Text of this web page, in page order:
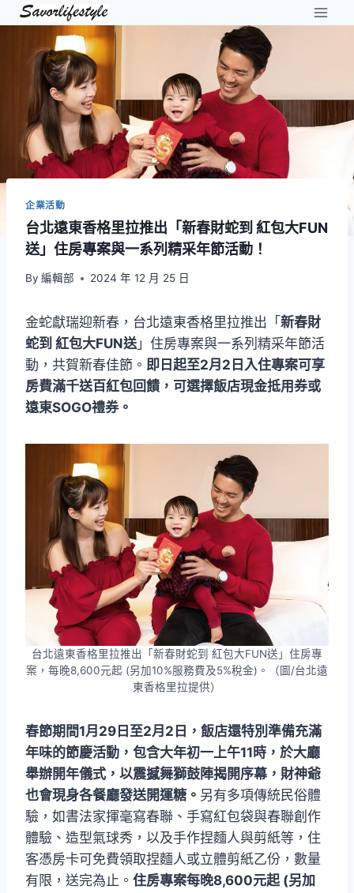
Skip
content
企業活動
台北遠東香格里拉推出「新春財蛇到 紅包大FUN
送」住房專案與一系列精采年節活動！
By 編輯部 2024 年 12 月 25 日
金蛇獻瑞迎新春，台北遠東香格里拉推出「 新春財
蛇到 紅包大FUN送」住房專案與一系列精采年節活
動，共賀新春佳節。 即日起至2月2日入住專案可享
房費滿千送百紅包回饋，可選擇飯店現金抵用券或
遠東SOGO禮券。
台北遠東香格里拉推出「新春財蛇到 紅包大FUN送」住房專
案，每晚8,600元起 (另加10%服務費及5%稅金)。（圖/台北遠
東香格里拉提供）
春節期間1月29日至2月2日，飯店還特別準備充滿
年味的節慶活動，包含大年初一上午11時，於大廳
舉辦開年儀式，以震撼舞獅鼓陣揭開序幕，財神爺
也會現身各餐廳發送開運糖。 另有多項傳統民俗體
驗，如書法家揮毫寫春聯、手寫紅包袋與春聯創作
體驗、造型氣球秀，以及手作捏麵人與剪紙等，住
客憑房卡可免費領取捏麵人或立體剪紙乙份，數量
有限，送完為止。 住房專案每晚8,600元起 (另加